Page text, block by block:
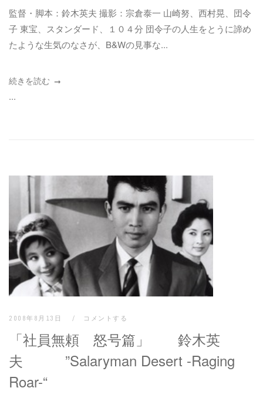
監督・脚本：鈴木英夫 撮影：宗倉泰一 山崎努、西村晃、団令
子 東宝、スタンダード、１０４分 団令子の人生をとうに諦め
たような生気のなさが、B&Wの見事な...
続きを読む
...
2008年8月13日 コメントする
「社員無頼 怒号篇」 鈴木英
夫 ”Salaryman Desert -Raging
Roar-“